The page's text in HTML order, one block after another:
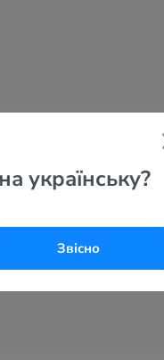
українську?
Звісно
Туры